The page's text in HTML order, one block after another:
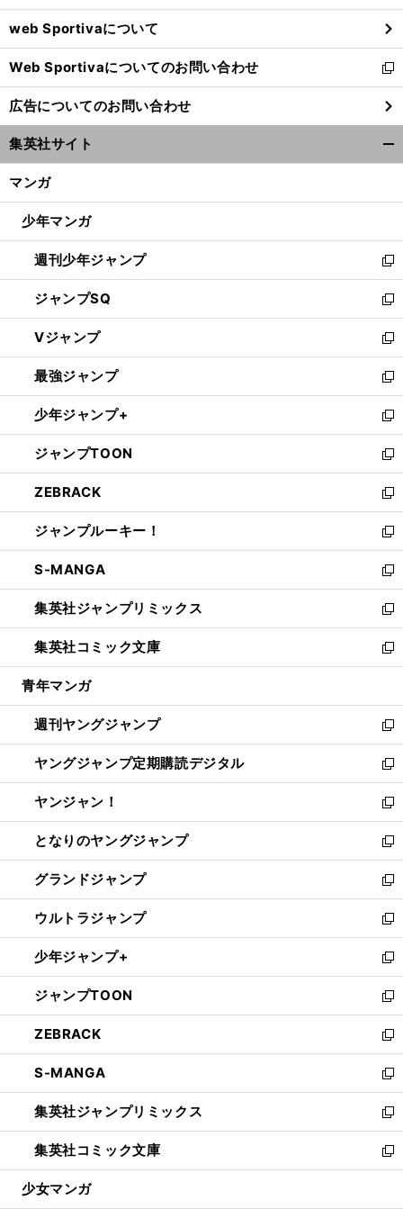
ウ
で
開
く
web Sportivaについて
Web Sportivaについてのお問い合わせ
新
し
い
ウ
ィ
ン
ウ
開
く
広告についてのお問い合わせ
集英社サイト
マンガ
少年マンガ
週刊少年ジャンプ
新
し
い
ウ
ィ
ン
ド
ウ
で
開
く
ジャンプSQ
新
し
い
ウ
ィ
ン
ド
ウ
で
開
く
Vジャンプ
新
し
い
ウ
ィ
ン
ド
ウ
で
開
く
最強ジャンプ
新
し
い
ウ
ィ
ン
ド
ウ
で
開
く
少年ジャンプ+
新
し
い
ウ
ィ
ン
ド
ウ
で
開
く
ジャンプTOON
新
し
い
ウ
ィ
ン
ド
ウ
で
開
く
ZEBRACK
新
し
い
ウ
ィ
ン
ド
ウ
で
開
ジャンプルーキー！
新
し
い
ウ
ィ
ン
ド
ウ
開
く
S-MANGA
新
し
い
ウ
ィ
ン
ウ
で
開
く
集英社ジャンプリミックス
新
し
い
ウ
ン
ド
ウ
で
開
く
集英社コミック文庫
新
し
ウ
ィ
ン
ド
ウ
で
開
く
青年マンガ
週刊ヤングジャンプ
新
し
い
ウ
ィ
ン
ド
ウ
で
開
く
ヤングジャンプ定期購読デジタル
新
し
い
ウ
ィ
ン
ド
ウ
で
開
く
ヤンジャン！
新
し
い
ウ
ィ
ン
ド
ウ
で
開
く
となりのヤングジャンプ
新
し
い
ウ
ィ
ン
ド
ウ
で
開
く
グランドジャンプ
新
し
い
ウ
ィ
ン
ド
ウ
で
開
く
ウルトラジャンプ
新
し
い
ウ
ィ
ン
ド
ウ
で
開
く
少年ジャンプ+
新
し
い
ウ
ィ
ン
ド
ウ
で
開
く
ジャンプTOON
新
し
い
ウ
ィ
ン
ド
ウ
で
開
ZEBRACK
新
し
い
ウ
ィ
ン
ド
ウ
S-MANGA
新
し
い
ウ
ィ
ン
集英社ジャンプリミックス
新
し
い
ウ
集英社コミック文庫
新
し
少女マンガ